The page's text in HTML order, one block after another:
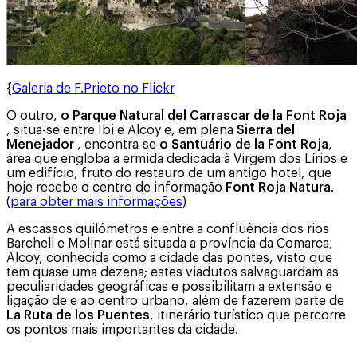
{Galeria de F.Prieto no Flickr
O outro, o Parque Natural del Carrascar de la Font Roja
, situa-se entre Ibi e Alcoy e, em plena Sierra del
Menejador , encontra-se o Santuário de la Font Roja,
área que engloba a ermida dedicada à Virgem dos Lírios e
um edifício, fruto do restauro de um antigo hotel, que
hoje recebe o centro de informação Font Roja Natura.
(para obter mais informações)
A escassos quilómetros e entre a confluência dos rios
Barchell e Molinar está situada a província da Comarca,
Alcoy, conhecida como a cidade das pontes, visto que
tem quase uma dezena; estes viadutos salvaguardam as
peculiaridades geográficas e possibilitam a extensão e
ligação de e ao centro urbano, além de fazerem parte de
La Ruta de los Puentes, itinerário turístico que percorre
os pontos mais importantes da cidade.